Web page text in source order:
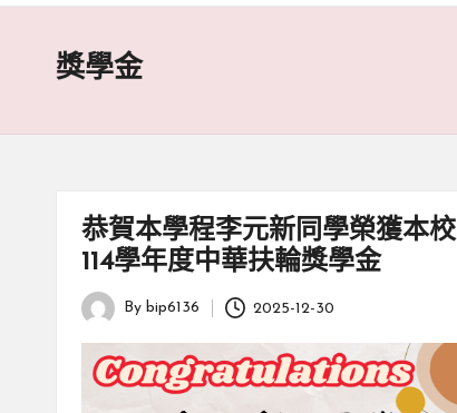
獎學金
恭賀本學程李元新同學榮獲本校
114學年度中華扶輪獎學金
PostedBy bip6136 2025-12-30